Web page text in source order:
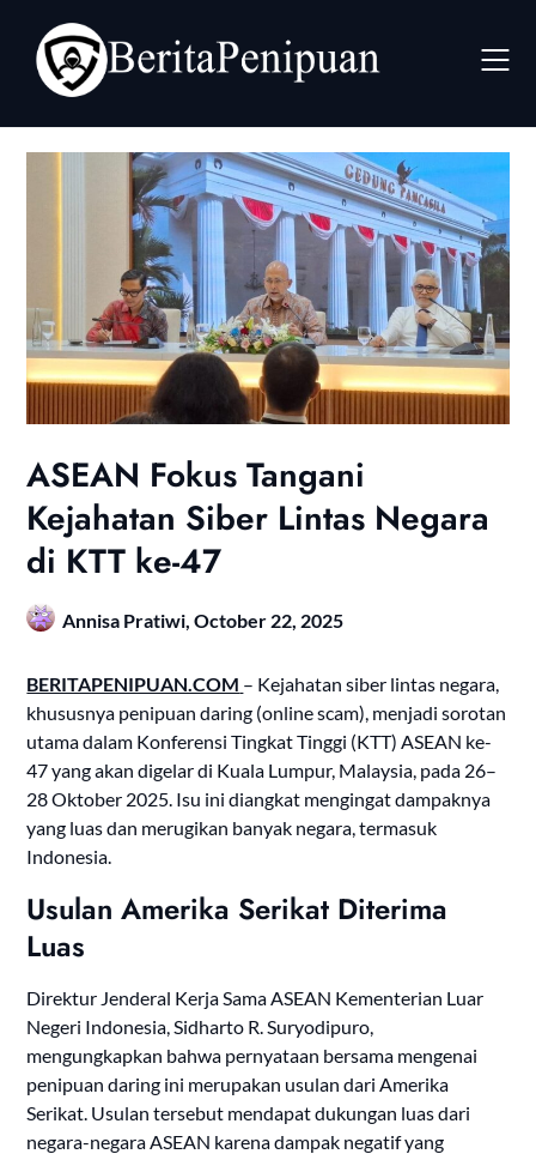
content
ASEAN Fokus Tangani
Kejahatan Siber Lintas Negara
di KTT ke-47
Annisa Pratiwi,October 22, 2025
BERITAPENIPUAN.COM – Kejahatan siber lintas negara,
khususnya penipuan daring (online scam), menjadi sorotan
utama dalam Konferensi Tingkat Tinggi (KTT) ASEAN ke-
47 yang akan digelar di Kuala Lumpur, Malaysia, pada 26–
28 Oktober 2025. Isu ini diangkat mengingat dampaknya
yang luas dan merugikan banyak negara, termasuk
Indonesia.
Usulan Amerika Serikat Diterima
Luas
Direktur Jenderal Kerja Sama ASEAN Kementerian Luar
Negeri Indonesia, Sidharto R. Suryodipuro,
mengungkapkan bahwa pernyataan bersama mengenai
penipuan daring ini merupakan usulan dari Amerika
Serikat. Usulan tersebut mendapat dukungan luas dari
negara-negara ASEAN karena dampak negatif yang